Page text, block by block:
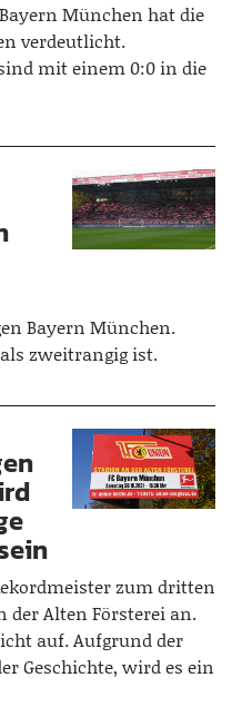
München hat die
verdeutlicht.
mit einem 0:0 in die
Bayern München.
zweitrangig ist.
zum dritten
Alten Försterei an.
auf. Aufgrund der
Geschichte, wird es ein